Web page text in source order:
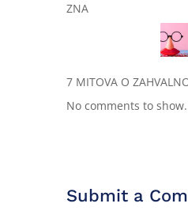
ZNA
7 MITOVA O
No comments to show.
Submit a